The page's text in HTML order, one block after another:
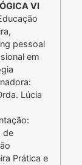
VI
pessoal
em
Lúcia
de
Prática e